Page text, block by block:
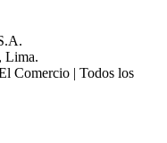
Lima.
Comercio | Todos los